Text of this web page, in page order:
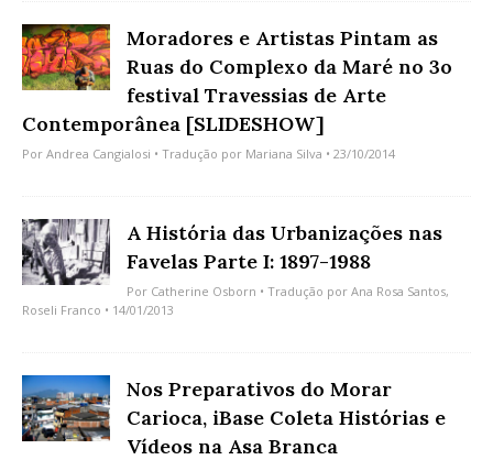
Moradores e Artistas Pintam as
Ruas do Complexo da Maré no 3o
festival Travessias de Arte
Contemporânea [SLIDESHOW]
Por Andrea Cangialosi • Tradução por Mariana Silva • 23/10/2014
A História das Urbanizações nas
Favelas Parte I: 1897-1988
Por Catherine Osborn • Tradução por Ana Rosa Santos,
Roseli Franco • 14/01/2013
Nos Preparativos do Morar
Carioca, iBase Coleta Histórias e
Vídeos na Asa Branca